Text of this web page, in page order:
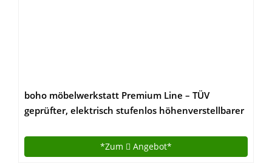
boho möbelwerkstatt Premium Line – TÜV
geprüfter, elektrisch stufenlos höhenverstellbarer
Memory-Steuerung und Softstart/Stop Funktion.
Made IN Germany
*Zum Angebot*